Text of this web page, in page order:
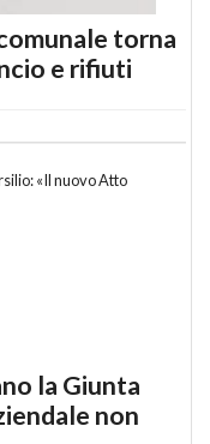
torna
e rifiuti
la Giunta
non